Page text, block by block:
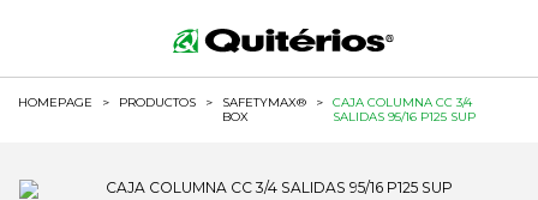
HOMEPAGE > PRODUCTOS >
SAFETYMAX®
BOX
>
CAJA COLUMNA CC 3/4
SALIDAS 95/16 P125 SUP